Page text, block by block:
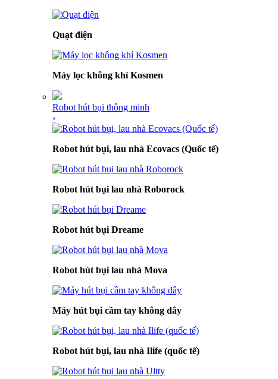
Quạt điện
Máy lọc không khí Kosmen
Robot hút bụi thông minh
›
Robot hút bụi, lau nhà Ecovacs (Quốc tế)
Robot hút bụi lau nhà Roborock
Robot hút bụi Dreame
Robot hút bụi lau nhà Mova
Máy hút bụi cầm tay không dây
Robot hút bụi, lau nhà Ilife (quốc tế)